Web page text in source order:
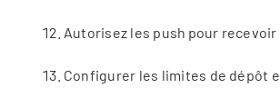
Autorisez les push pour
Configurer les limites de dépôt